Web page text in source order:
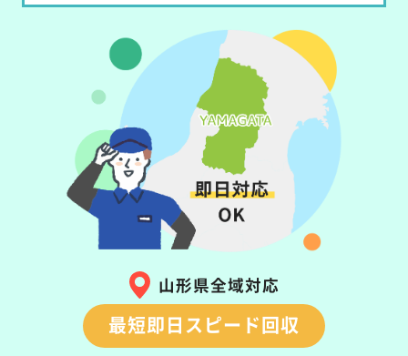
山形県全域対応
最短即日スピード回収